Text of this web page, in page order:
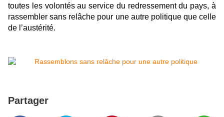
toutes les volontés au service du redressement du pays, à
rassembler sans relâche pour une autre politique que celle
de l’austérité.
Partager